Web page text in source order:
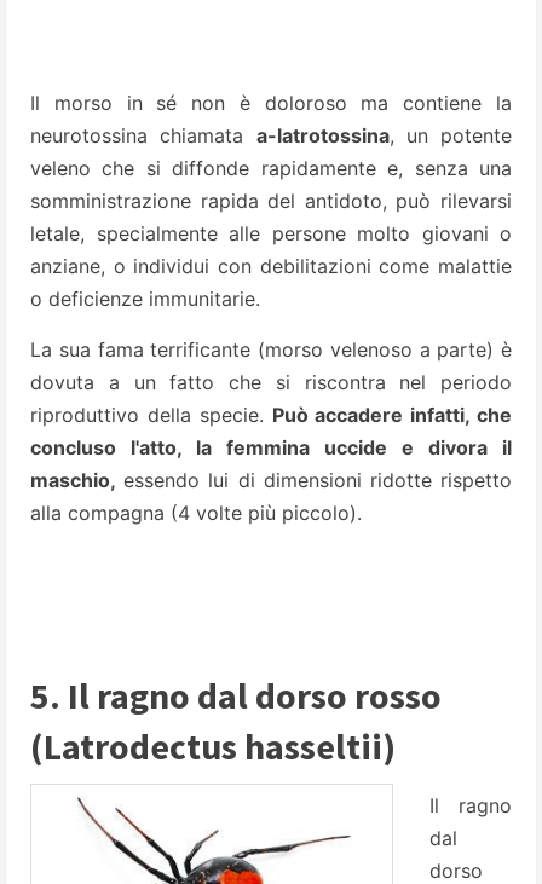
Il morso in sé non è doloroso ma contiene la
neurotossina chiamata a-latrotossina, un potente
veleno che si diffonde rapidamente e, senza una
somministrazione rapida del antidoto, può rilevarsi
letale, specialmente alle persone molto giovani o
anziane, o individui con debilitazioni come malattie
o deficienze immunitarie.
La sua fama terrificante (morso velenoso a parte) è
dovuta a un fatto che si riscontra nel periodo
riproduttivo della specie. Può accadere infatti, che
concluso l'atto, la femmina uccide e divora il
maschio,essendo lui di dimensioni ridotte rispetto
alla compagna (4 volte più piccolo).
5. Il ragno dal dorso rosso
(Latrodectus hasseltii)
Il ragno
dal
dorso